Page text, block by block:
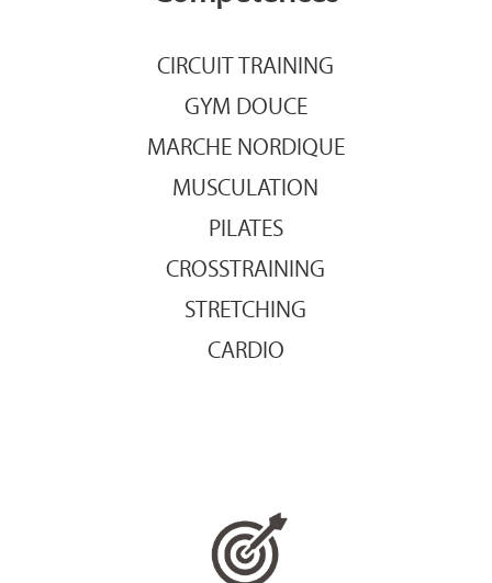
CIRCUIT TRAINING
GYM DOUCE
MARCHE NORDIQUE
MUSCULATION
PILATES
CROSSTRAINING
STRETCHING
CARDIO